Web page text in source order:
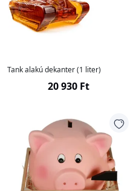
Tank alakú dekanter (1 liter)
20 930 Ft